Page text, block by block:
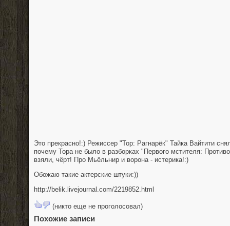
Это прекрасно!:) Режиссер "Тор: Рагнарёк" Тайка Вайтити
почему Тора не было в разборках "Первого мстителя:
взяли, чёрт! Про Мьёльнир и ворона - истерика!:)
Обожаю такие актерские штуки:))
http://belik.livejournal.com/2219852.html
(никто еще не проголосовал)
Похожие записи